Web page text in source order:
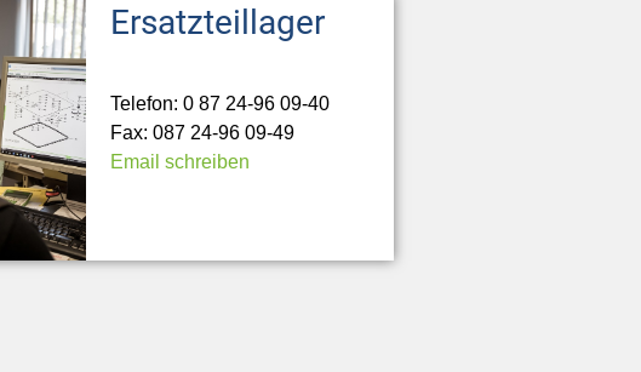
Ersatzteillager
Telefon: 0 87 24-96 09-40
Fax: 087 24-96 09-49
Email schreiben